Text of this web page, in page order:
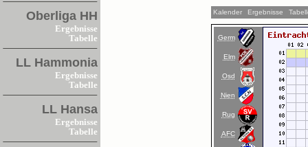
Oberliga HH
Ergebnisse
Tabelle
LL Hammonia
Ergebnisse
Tabelle
LL Hansa
Ergebnisse
Tabelle
Kalender Ergebnisse
Germ
Elm
Osd
Nien
Rug
AFC